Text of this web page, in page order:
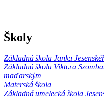
Školy
Základná škola Janka
Základná škola Viktora
maďarským
Materská škola
Základná umelecká škola